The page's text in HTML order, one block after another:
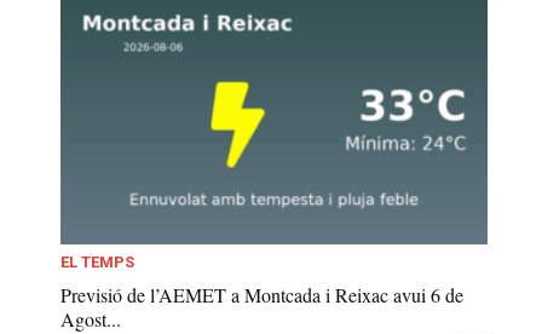
EL TEMPS
Previsió de l’AEMET a Montcada i Reixac avui 6 de
Agost...